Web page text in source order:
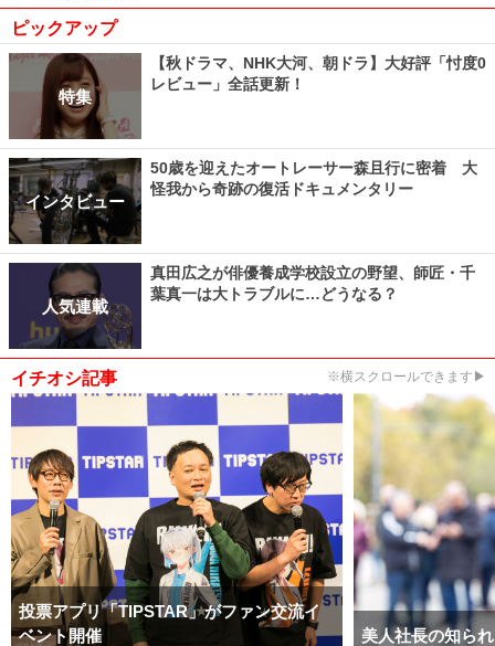
ピックアップ
特集
【秋ドラマ、NHK大河、朝ドラ】大好評「忖度0
レビュー」全話更新！
インタビュー
50歳を迎えたオートレーサー森且行に密着 大
怪我から奇跡の復活ドキュメンタリー
人気連載
真田広之が俳優養成学校設立の野望、師匠・千
葉真一は大トラブルに…どうなる？
イチオシ記事 ※横スクロールできます▶
投票アプリ「TIPSTAR」がファン交流イ
ベント開催
美人社長の知ら